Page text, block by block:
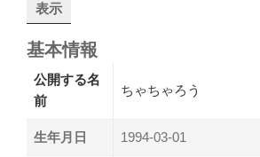
表示
基本情報
公開する名
前
ちゃちゃろう
生年月日 1994-03-01